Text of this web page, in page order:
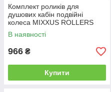
Комплект роликів для
душових кабін подвійні
колеса MIXXUS ROLLERS
SCP03-4x4 GRAPHITE 4
верхні + 4 нижні кольори
В наявності
966 ₴
Купити